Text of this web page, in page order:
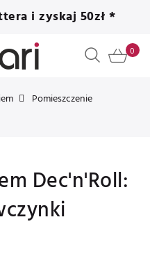
i zyskaj 50zł *
Pomieszczenie
Dec'n'Roll: